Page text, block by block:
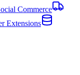
Commerce
Extensions